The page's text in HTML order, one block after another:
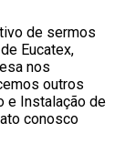
de sermos
Eucatex,
nos
outros
e Instalação de
conosco